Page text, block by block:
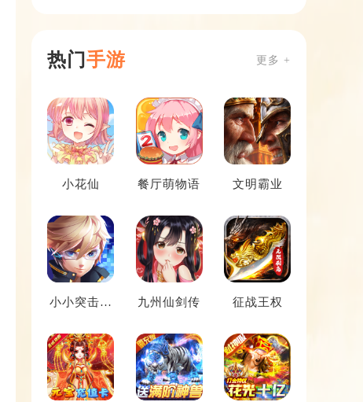
热门手游 更多 +
小花仙 餐厅萌物语 文明霸业
小小突击队
九州仙剑传 征战王权